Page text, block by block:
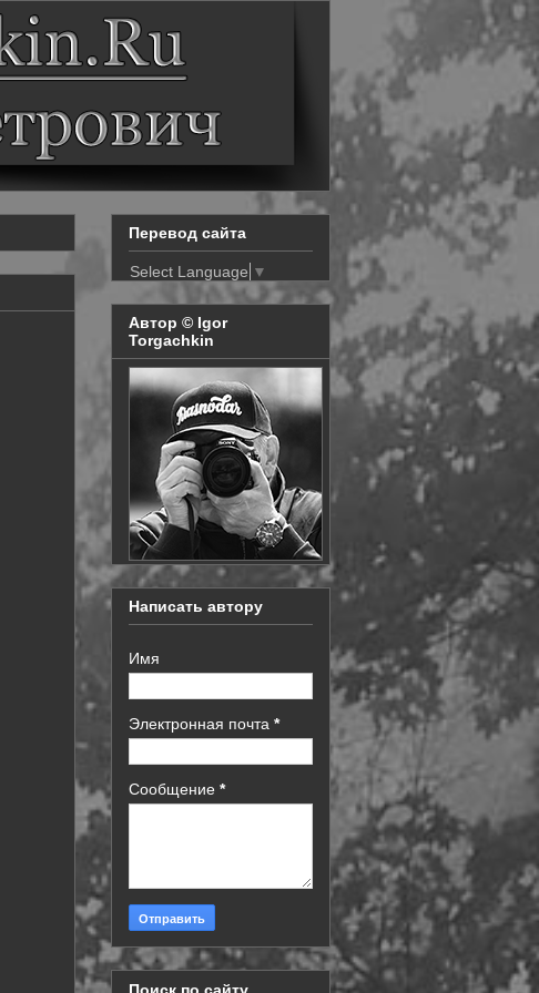
Перевод сайта
Select Language ▼
Автор © Igor
Torgachkin
Написать автору
Имя
Электронная почта *
Сообщение *